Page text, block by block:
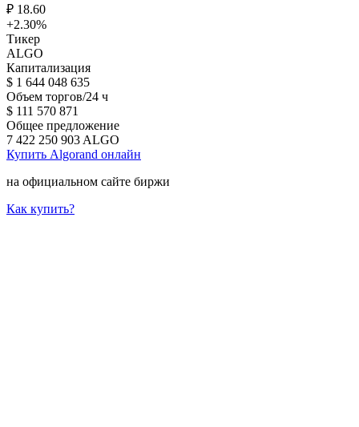
₽ 18.60
+2.30%
Тикер
ALGO
Капитализация
$ 1 644 048 635
Объем торгов/24 ч
$ 111 570 871
Общее предложение
7 422 250 903 ALGO
Купить Algorand онлайн
на официальном сайте биржи
Как купить?